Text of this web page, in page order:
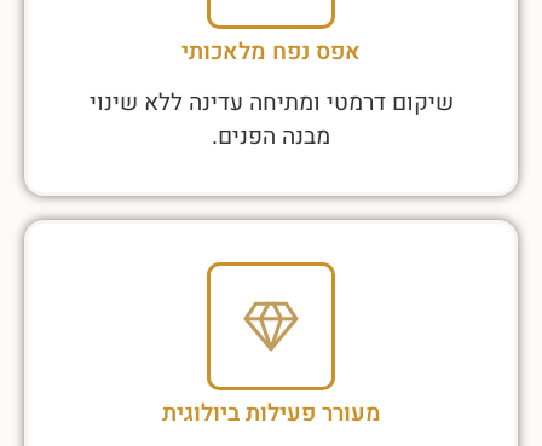
אפס נפח מלאכותי
שיקום דרמטי ומתיחה עדינה ללא שינוי
מבנה הפנים.
מעורר פעילות ביולוגית